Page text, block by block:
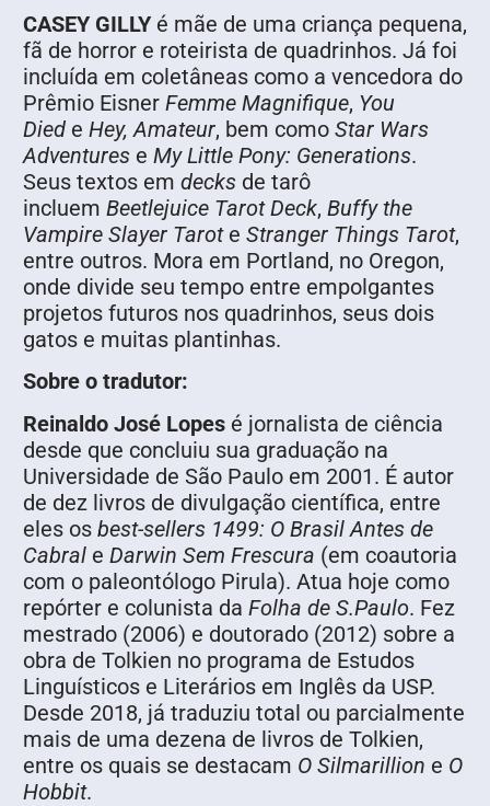
CASEY GILLYé mãe de uma criança pequena,
fã de horror e rotei­rista de quadrinhos. Já foi
incluída em coletâneas como a vencedora do
Prêmio Eisner Femme Magnifique, You
Died e Hey, Amateur, bem como Star Wars
Adventures e My Little Pony: Generations.
Seus textos em decks de tarô
incluem Beetlejuice Tarot Deck, Buffy the
Vampire Slayer Tarote Stranger Things Tarot,
entre outros. Mora em Portland, no Oregon,
onde divide seu tempo entre empolgantes
pro­jetos futuros nos quadrinhos, seus dois
gatos e muitas plantinhas.
Sobre o tradutor:
Reinaldo José Lopes é jornalista de ciência
desde que concluiu sua graduação na
Universidade de São Paulo em 2001. É autor
de dez livros de divulgação científica, entre
eles os best-sellers 1499: O Brasil Antes de
Cabral e Darwin Sem Frescura (em coautoria
com o paleontólogo Pirula). Atua hoje como
repórter e colunista da Folha de S.Paulo. Fez
mestrado (2006) e doutorado (2012) sobre a
obra de Tolkien no programa de Estudos
Linguísticos e Literários em Inglês da USP.
Desde 2018, já traduziu total ou parcialmente
mais de uma dezena de livros de Tolkien,
entre os quais se destacam O Silmarillion e O
Hobbit.